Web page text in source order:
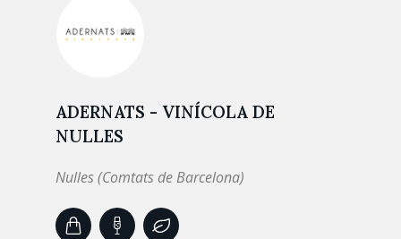
ADERNATS - VINÍCOLA DE
NULLES
Nulles (Comtats de Barcelona)